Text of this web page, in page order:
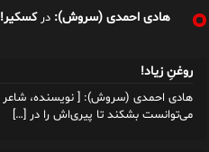
هادی احمدی (سروش): درکسکیر!
روغنِ زیاد!
می‌توانست بشکند تا پیری‌اش را در […]